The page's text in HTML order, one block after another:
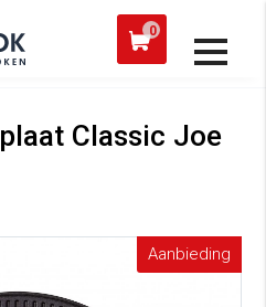
0
Classic Joe
Aanbieding